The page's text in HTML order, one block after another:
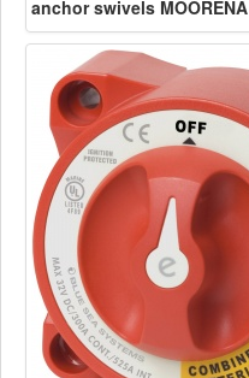
anchor swivels MOORENA